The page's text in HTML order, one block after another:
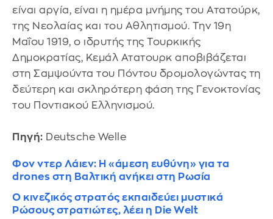
είναι αργία, είναι η ημέρα μνήμης του Ατατούρκ,
της Νεολαίας και του Αθλητισμού. Την 19η
Μαΐου 1919, ο ιδρυτής της Τουρκικής
Δημοκρατίας, Κεμάλ Ατατουρκ αποβιβάζεται
στη Σαμψούντα του Πόντου δρομολογώντας τη
δεύτερη και σκληρότερη φάση της Γενοκτονίας
του Ποντιακού Ελληνισμού.
Πηγή: Deutsche Welle
Φον ντερ Λάιεν: Η «άμεση ευθύνη» για τα
drones στη Βαλτική ανήκει στη Ρωσία
Ο κινεζικός στρατός εκπαιδεύει μυστικά
Ρώσους στρατιώτες, λέει η Die Welt